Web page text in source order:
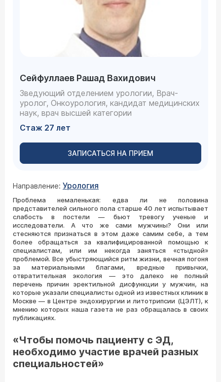
Сейфуллаев Рашад Вахидович
Зведующий отделением урологии, Врач-
уролог, Онкоурология, кандидат медицинских
наук, врач высшей категории
Стаж 27 лет
ЗАПИСАТЬСЯ НА ПРИЕМ
Направление: Урология
Проблема немаленькая: едва ли не половина
представителей сильного пола старше 40 лет испытывает
слабость в постели — бьют тревогу ученые и
исследователи. А что же сами мужчины? Они или
стесняются признаться в этом даже самим себе, а тем
более обращаться за квалифицированной помощью к
специалистам, или им некогда заняться «стыдной»
проблемой. Все убыстряющийся ритм жизни, вечная погоня
за материальными благами, вредные привычки,
отвратительная экология — это далеко не полный
перечень причин эректильной дисфункции у мужчин, на
которые указали специалисты одной из известных клиник в
Москве — в Центре эндохирургии и литотрипсии (ЦЭЛТ), к
мнению которых наша газета не раз обращалась в своих
публикациях.
«Чтобы помочь пациенту с ЭД,
необходимо участие врачей разных
специальностей»